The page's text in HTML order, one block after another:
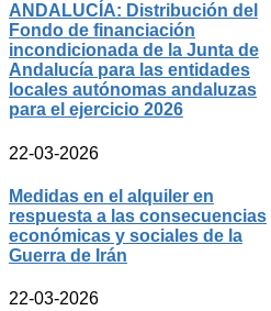
ANDALUCÍA: Distribución del
Fondo de financiación
incondicionada de la Junta de
Andalucía para las entidades
locales autónomas andaluzas
para el ejercicio 2026
22-03-2026
Medidas en el alquiler en
respuesta a las consecuencias
económicas y sociales de la
Guerra de Irán
22-03-2026